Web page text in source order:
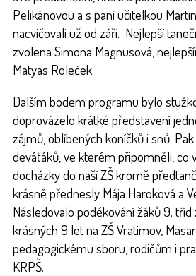
Pelikánovou a s paní učitelkou
nacvičovali už od září. Nejlepší
zvolena Simona Magnusová,
Matyas Roleček.
Dalším bodem programu bylo
doprovázelo krátké představení
zájmů, oblíbených koníčků i snů.
deváťáků, ve kterém připomněli, co
docházky do naší ZŠ kromě
krásně přednesly Mája Haroková a
Následovalo poděkování žáků 9. tříd
krásných 9 let na ZŠ Vratimov,
pedagogickému sboru, rodičům i
KRPŠ.